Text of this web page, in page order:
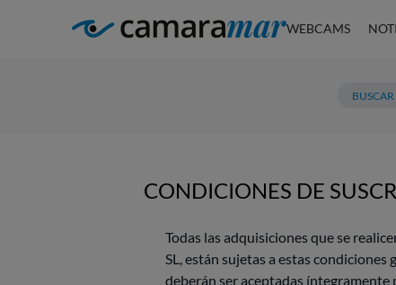
WEBCAMS
CONDICIONES DE
Todas las adquisiciones que se
SL, están sujetas a estas condiciones
deberán ser aceptadas íntegramente